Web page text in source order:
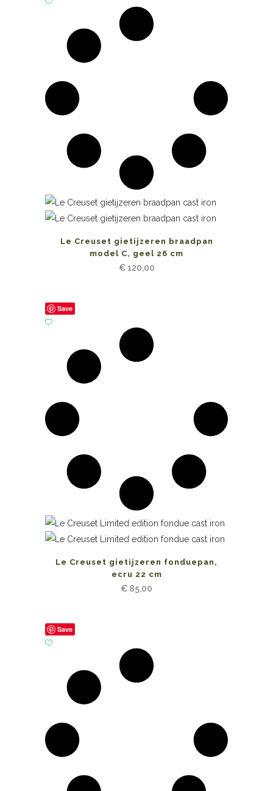
Le Creuset gietijzeren braadpan
model C, geel 26 cm
€120,00
Save
Le Creuset gietijzeren fonduepan,
ecru 22 cm
€ 85,00
Save